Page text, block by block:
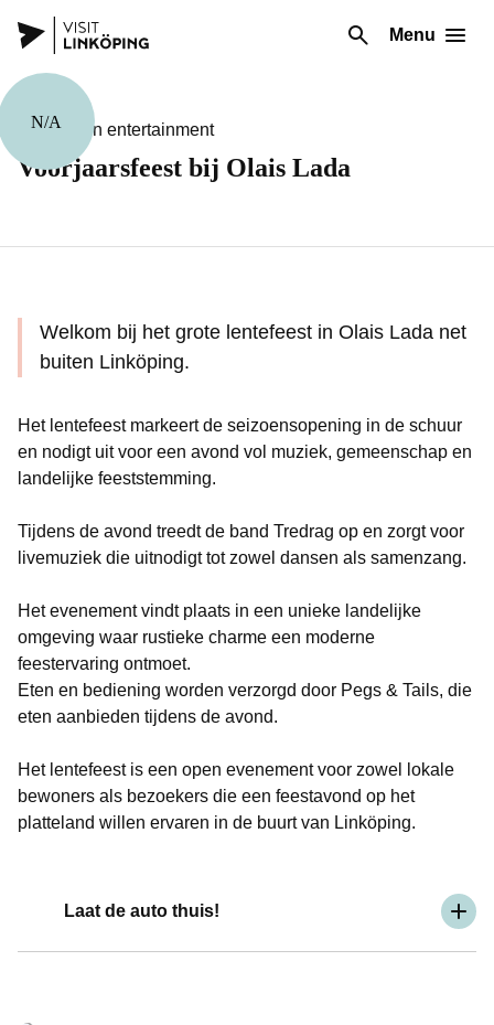
Menu
N/A
Theater en entertainment
Voorjaarsfeest bij Olais Lada
Welkom bij het grote lentefeest in Olais Lada net
buiten Linköping.
Het lentefeest markeert de seizoensopening in de schuur
en nodigt uit voor een avond vol muziek, gemeenschap en
landelijke feeststemming.
Tijdens de avond treedt de band Tredrag op en zorgt voor
livemuziek die uitnodigt tot zowel dansen als samenzang.
Het evenement vindt plaats in een unieke landelijke
omgeving waar rustieke charme een moderne
feestervaring ontmoet.
Eten en bediening worden verzorgd door Pegs & Tails, die
eten aanbieden tijdens de avond.
Het lentefeest is een open evenement voor zowel lokale
bewoners als bezoekers die een feestavond op het
platteland willen ervaren in de buurt van Linköping.
Laat de auto thuis!